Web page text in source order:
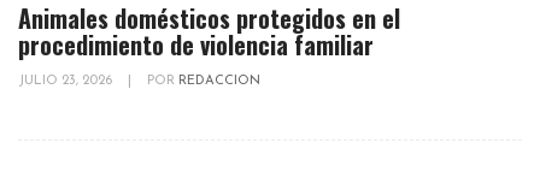
Animales domésticos protegidos en el
procedimiento de violencia familiar
JULIO 23, 2026 POR REDACCION